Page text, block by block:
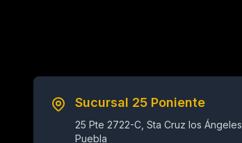
Sucursal 25 Poniente
25 Pte 2722-C, Sta Cruz los Ángeles
Puebla